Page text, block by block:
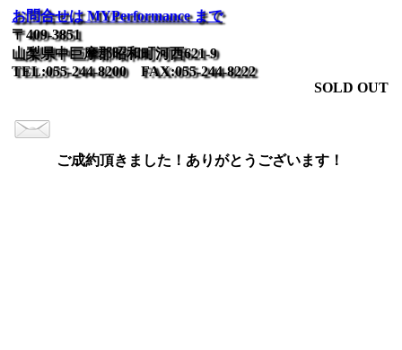
お問合せは MYPerformance まで
〒409-3851
山梨県中巨摩郡昭和町河西621-9
TEL:055-244-8200 FAX:055-244-8222
SOLD OUT
ご成約頂きました！ありがとうございます！